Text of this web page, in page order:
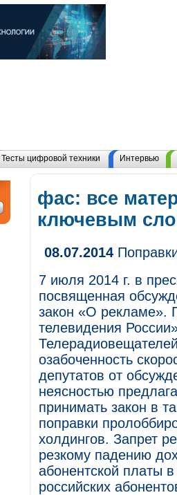
Тесты цифровой техники Интервью
фас: все
ключевым
08.07.2014
7 июля 2014 г. в
посвященная
закон «О рекламе».
телевидения
озабоченность
депутатов от
неясностью
принимать закон в
поправки
холдингов. Запрет
резкому падению
абонентской платы
российских